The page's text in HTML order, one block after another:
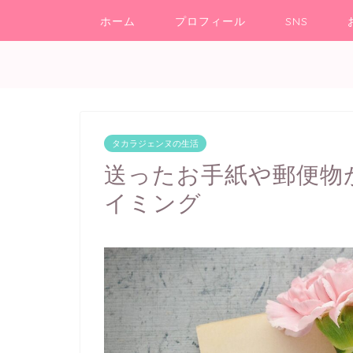
ホーム プロフィール SNS
タカラジェンヌの生活
送ったお手紙や郵便
イミング